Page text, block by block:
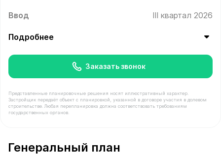
Ввод III квартал 2026
Подробнее
Заказать звонок
Представленные планировочные решения носят иллюстративный характер.
Застройщик передаёт объект с планировкой, указанной в договоре участия в долевом
строительстве. Любая перепланировка должна соответствовать требованиям
государственных органов.
Генеральный план